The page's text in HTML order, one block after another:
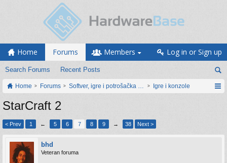
Home Forums
Search Forums Recent Posts
Members Log in or Sign up
Home Forums Softver, igre i potrošačka elektronikaIgre i konzole
StarCraft 2
< Prev 1 ← 5 6 7 8 9 → 38 Next >
bhd
Veteran foruma